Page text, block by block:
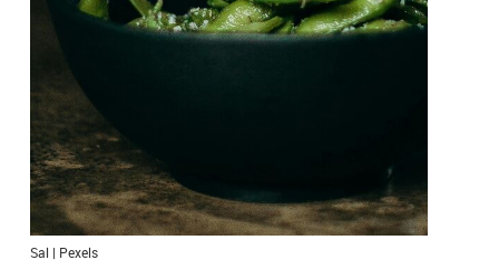
Sal | Pexels